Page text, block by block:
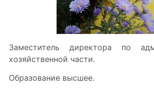
Заместитель директора по
хозяйственной части.
Образование высшее.